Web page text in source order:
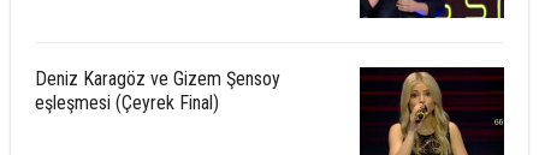
Deniz Karagöz ve Gizem Şensoy
eşleşmesi (Çeyrek Final)